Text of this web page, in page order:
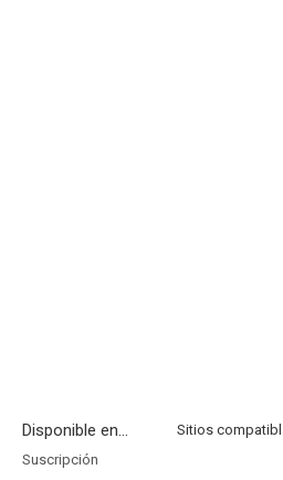
Disponible en...
Suscripción